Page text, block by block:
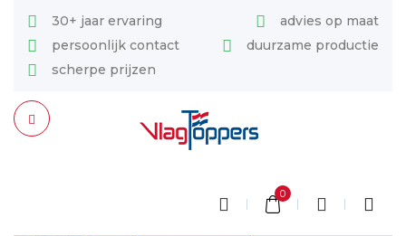
30+ jaar ervaring
advies op maat
persoonlijk contact
duurzame productie
scherpe prijzen
0